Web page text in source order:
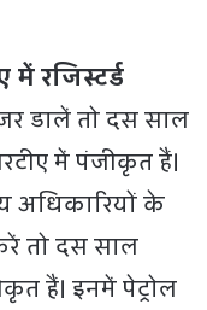
रजिस्टर्ड
डालें तो दस साल
में पंजीकृत हैं।
अधिकारियों के
तो दस साल
हैं। इनमें पेट्रोल